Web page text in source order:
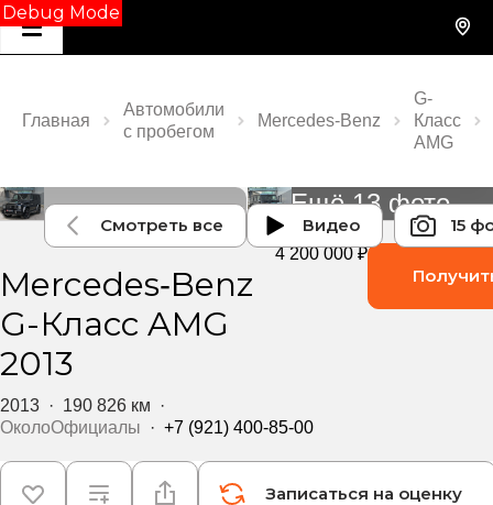
Debug Mode
Главная
Автомобили
с пробегом
Mercedes‑Benz
G-
Класс
AMG
Смотреть все Видео 15
Ещё 13 фото
Mercedes‑Benz
G-Класс AMG
2013
4 200 000 ₽
2013 · 190 826 км ·
ОколоОфициалы · +7 (921) 400-85-00
Записаться на оценку